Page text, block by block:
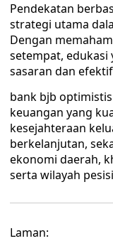
Pendekatan
strategi utama
Dengan
setempat,
sasaran dan
bank bjb
keuangan yang
kesejahteraan
berkelanjutan,
ekonomi daerah,
serta wilayah
Laman: